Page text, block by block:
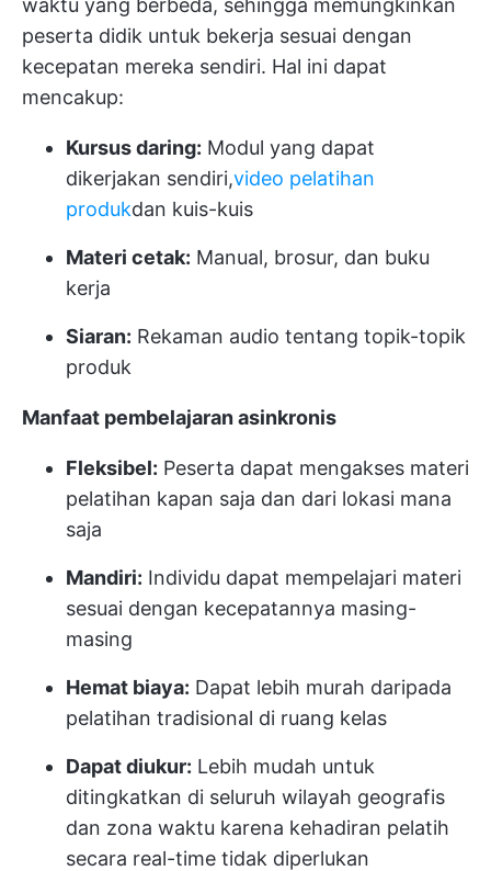
waktu yang berbeda, sehingga memungkinkan
peserta didik untuk bekerja sesuai dengan
kecepatan mereka sendiri. Hal ini dapat
mencakup:
Kursus daring: Modul yang dapat
dikerjakan sendiri,video pelatihan
produkdan kuis-kuis
Materi cetak: Manual, brosur, dan buku
kerja
Siaran: Rekaman audio tentang topik-topik
produk
Manfaat pembelajaran asinkronis
Fleksibel: Peserta dapat mengakses materi
pelatihan kapan saja dan dari lokasi mana
saja
Mandiri: Individu dapat mempelajari materi
sesuai dengan kecepatannya masing-
masing
Hemat biaya: Dapat lebih murah daripada
pelatihan tradisional di ruang kelas
Dapat diukur: Lebih mudah untuk
ditingkatkan di seluruh wilayah geografis
dan zona waktu karena kehadiran pelatih
secara real-time tidak diperlukan